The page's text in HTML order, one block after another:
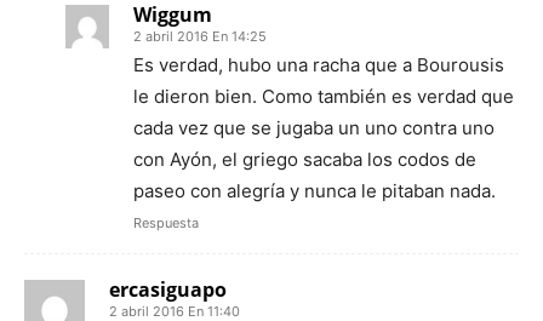
Wiggum
2 abril 2016 En 14:25
Es verdad, hubo una racha que a Bourousis
le dieron bien. Como también es verdad que
cada vez que se jugaba un uno contra uno
con Ayón, el griego sacaba los codos de
paseo con alegría y nunca le pitaban nada.
Respuesta
ercasiguapo
2 abril 2016 En 11:40